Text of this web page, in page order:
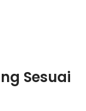
Sesuai